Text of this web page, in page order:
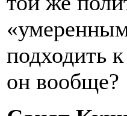
подходить
он вообще?